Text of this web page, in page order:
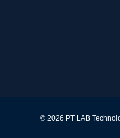
© 2026 PT LAB